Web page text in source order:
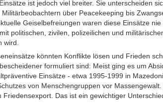
ist jedoch viel breiter. Sie unterscheiden
über Peacekeeping bis
Geiselbefreiungen waren diese Einsätze
politischen, zivilen, polizeilichen und
wird.
könnten Konflikte lösen und Frieden
formuliert sind: Meist ging es um
Einsätze - etwa 1995-1999 in
von Menschengruppen vor
Das ist ein gewichtiger